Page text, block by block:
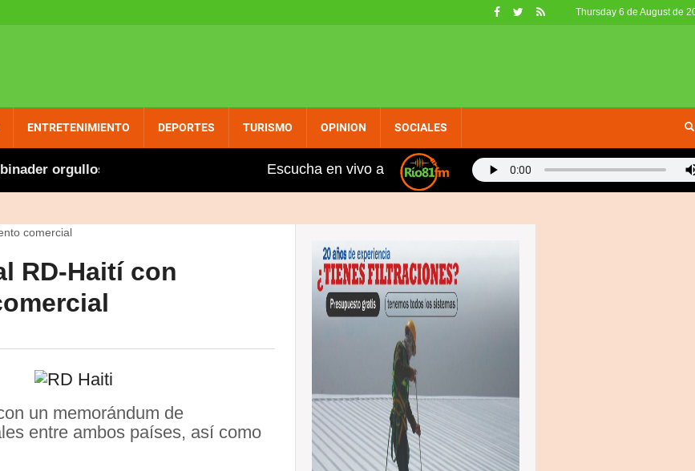
Thursday 6 de August de
ENTRETENIMIENTO DEPORTES TURISMO OPINION SOCIALES
orgulloso felicita a Marileidy por nuevo récord en 400 metros planos: "Hablé con Kelvin para agilizar tu
Escucha en vivo a
RD-Haití con
un memorándum de
entre ambos países, así como